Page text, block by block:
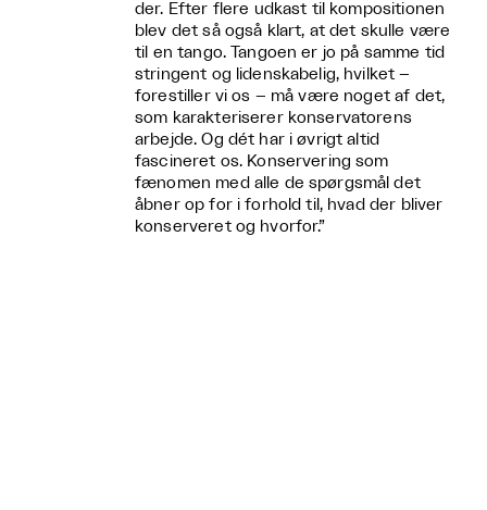
der. Efter flere udkast til kompositionen
blev det så også klart, at det skulle være
til en tango. Tangoen er jo på samme tid
stringent og lidenskabelig, hvilket –
forestiller vi os – må være noget af det,
som karakteriserer konservatorens
arbejde. Og dét har i øvrigt altid
fascineret os. Konservering som
fænomen med alle de spørgsmål det
åbner op for i forhold til, hvad der bliver
konserveret og hvorfor.”